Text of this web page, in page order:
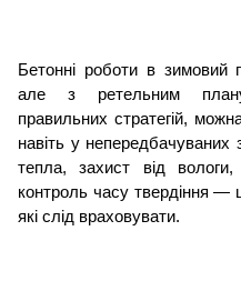
Бетонні роботи в зимовий
але з ретельним
правильних стратегій,
навіть у
тепла, захист від
контроль часу твердіння —
які слід враховувати.